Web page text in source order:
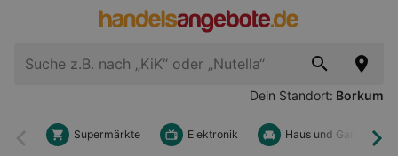
Dein Standort: Borkum
Zurück
Supermärkte Elektronik Haus und Garten